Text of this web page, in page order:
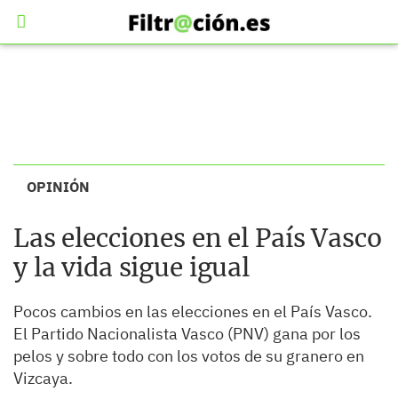
OPINIÓN
Las elecciones en el País Vasco
y la vida sigue igual
Pocos cambios en las elecciones en el País Vasco.
El Partido Nacionalista Vasco (PNV) gana por los
pelos y sobre todo con los votos de su granero en
Vizcaya.